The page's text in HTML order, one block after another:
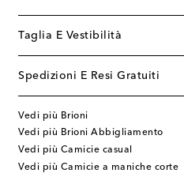
Taglia E Vestibilità
Spedizioni E Resi Gratuiti
Vedi più Brioni
Vedi più Brioni Abbigliamento
Vedi più Camicie casual
Vedi più Camicie a maniche corte